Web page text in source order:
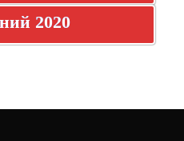
2020